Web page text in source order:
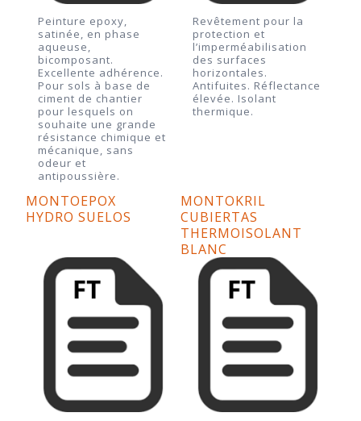
Peinture epoxy,
satinée, en phase
aqueuse,
bicomposant.
Excellente adhérence.
Pour sols à base de
ciment de chantier
pour lesquels on
souhaite une grande
résistance chimique et
mécanique, sans
odeur et
antipoussière.
Revêtement pour la
protection et
l’imperméabilisation
des surfaces
horizontales.
Antifuites. Réflectance
élevée. Isolant
thermique.
MONTOEPOX
HYDRO SUELOS
MONTOKRIL
CUBIERTAS
THERMOISOLANT
BLANC